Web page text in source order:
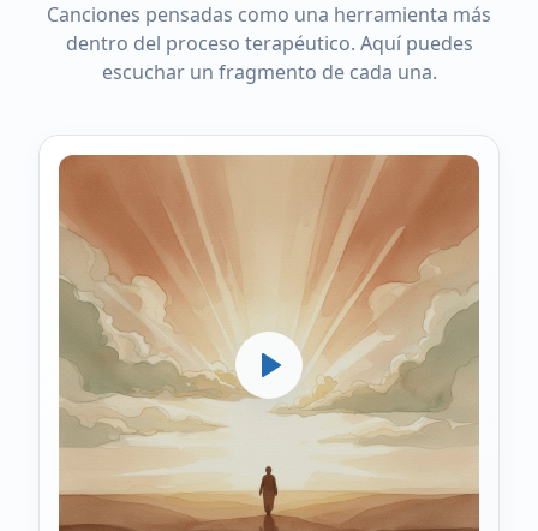
Canciones pensadas como una herramienta más
dentro del proceso terapéutico. Aquí puedes
escuchar un fragmento de cada una.